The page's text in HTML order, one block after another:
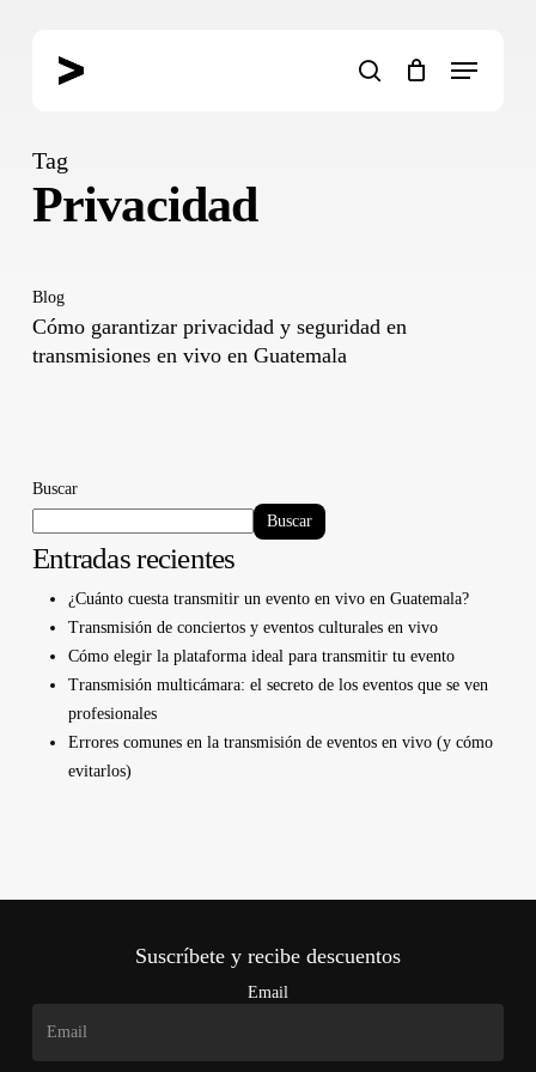
search
Menu
Tag
Privacidad
Blog
Cómo garantizar privacidad y seguridad en
transmisiones en vivo en Guatemala
Buscar
Buscar
Entradas recientes
¿Cuánto cuesta transmitir un evento en vivo en Guatemala?
Transmisión de conciertos y eventos culturales en vivo
Cómo elegir la plataforma ideal para transmitir tu evento
Transmisión multicámara: el secreto de los eventos que se ven
profesionales
Errores comunes en la transmisión de eventos en vivo (y cómo
evitarlos)
Suscríbete y recibe descuentos
Email